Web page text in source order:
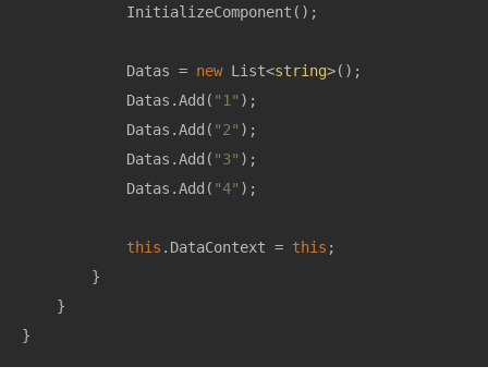
            InitializeComponent();
            Datas =
new List<string>();
            Datas.Add(
"1" );
            Datas.Add(
"2" );
            Datas.Add(
"3" );
            Datas.Add(
"4" );
this .DataContext = this ;
        }
    }
}